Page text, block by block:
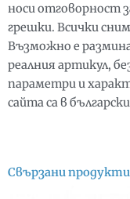
носи отговорност
грешки. Всички
Възможно е
реалния артикул,
параметри и
сайта са в
Свързани продукти